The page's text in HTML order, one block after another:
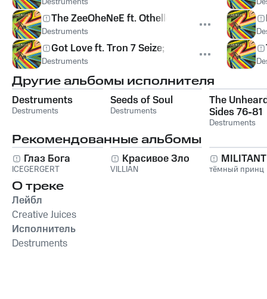
The ZeeOheNeE ft. Othello; Jermiside
Destruments
Got Love ft. Tron 7 Seize; T Truth
Destruments
Другие альбомы исполнителя
Destruments
Destruments
Seeds of Soul
Destruments
The
Sides 76-81
Destruments
Рекомендованные альбомы
Глаз Бога
ICEGERGERT
Красивое Зло
VILLIAN тёмный принц
О треке
Лейбл
Creative Juices
Исполнитель
Destruments